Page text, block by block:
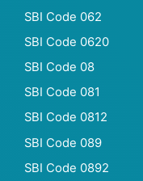
SBI Code 062
SBI Code 0620
SBI Code 08
SBI Code 081
SBI Code 0812
SBI Code 089
SBI Code 0892